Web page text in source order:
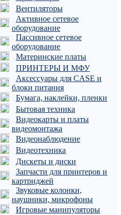
Вентиляторы
Активное сетевое
оборудование
Пассивное сетевое
оборудование
Материнские платы
ПРИНТЕРЫ И МФУ
Аксессуары для CASE и
блоки питания
Бумага, наклейки, пленки
Бытовая техника
Видеокарты и платы
видеомонтажа
Видеонаблюдение
Видеотехника
Дискеты и диски
Запчасти для принтеров и
картриджей
Звуковые колонки,
наушники, микрофоны
Игровые манипуляторы